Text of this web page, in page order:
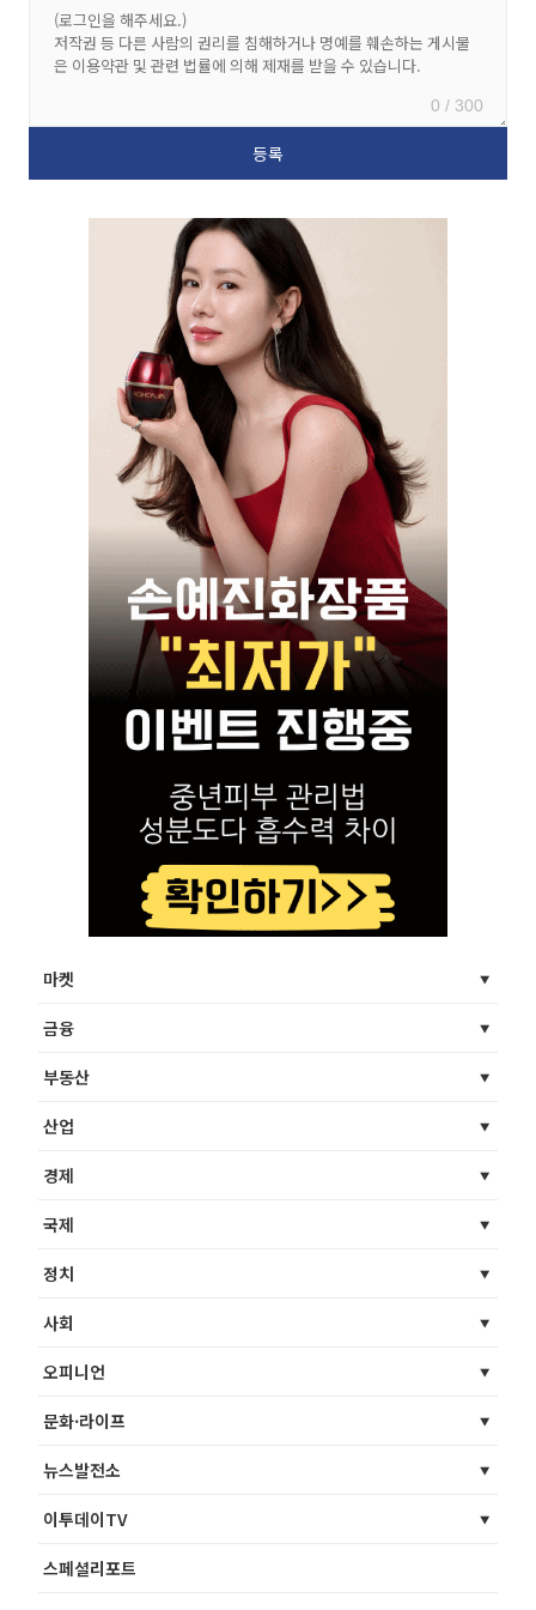
0 / 300
마켓
금융
부동산
산업
경제
국제
정치
사회
오피니언
문화·라이프
뉴스발전소
이투데이TV
스페셜리포트